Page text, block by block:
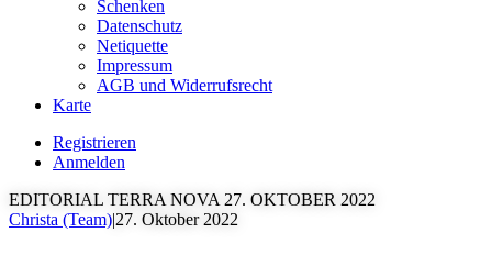
Schenken
Datenschutz
Netiquette
Impressum
AGB und Widerrufsrecht
Karte
Registrieren
Anmelden
EDITORIAL TERRA NOVA 27. OKTOBER 2022
Christa (Team)|27. Oktober 2022